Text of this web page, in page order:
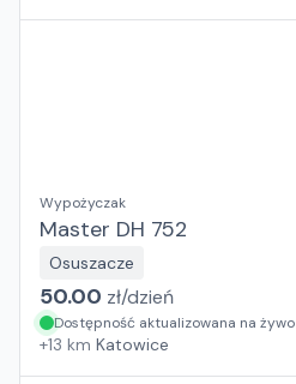
Wypożyczak
Master DH 752
Osuszacze
50.00 zł/dzień
Dostępność aktualizowana na żywo
+13 km Katowice